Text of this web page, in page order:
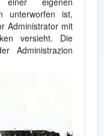
unterworfen ist,
Administrator mit
versieht. Die
Administrazion